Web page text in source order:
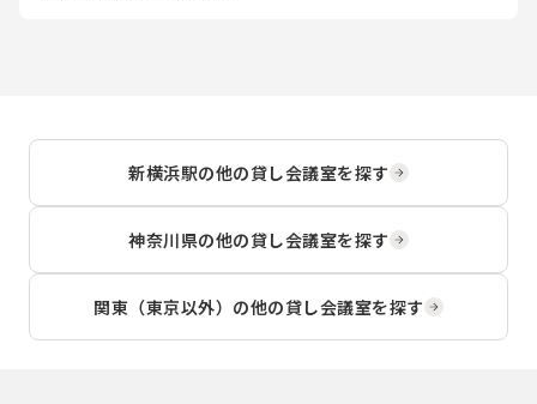
新横浜駅の他の貸し会議室を探す
神奈川県の他の貸し会議室を探す
関東（東京以外） の他の貸し会議室を探す